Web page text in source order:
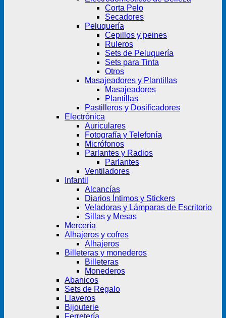
Corta Pelo
Secadores
Peluquería
Cepillos y peines
Ruleros
Sets de Peluquería
Sets para Tinta
Otros
Masajeadores y Plantillas
Masajeadores
Plantillas
Pastilleros y Dosificadores
Electrónica
Auriculares
Fotografía y Telefonía
Micrófonos
Parlantes y Radios
Parlantes
Ventiladores
Infantil
Alcancías
Diarios Íntimos y Stickers
Veladoras y Lámparas de Escritorio
Sillas y Mesas
Mercería
Alhajeros y cofres
Alhajeros
Billeteras y monederos
Billeteras
Monederos
Abanicos
Sets de Regalo
Llaveros
Bijouterie
Ferretería